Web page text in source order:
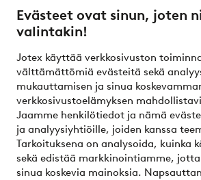
Evästeet ovat sinun, joten
valintakin!
Jotex käyttää verkkosivuston
välttämättömiä evästeitä sekä
mukauttamisen ja sinua
verkkosivustoelämyksen
Jaamme henkilötiedot ja nämä
ja analyysiyhtiöille, joiden kanssa
Tarkoituksena on analysoida, kuinka
sekä edistää markkinointiamme,
sinua koskevia mainoksia.
Ehdot
Ystävät
Turvalliset maksut – maksa
Haluatko tietää lisää
elpy